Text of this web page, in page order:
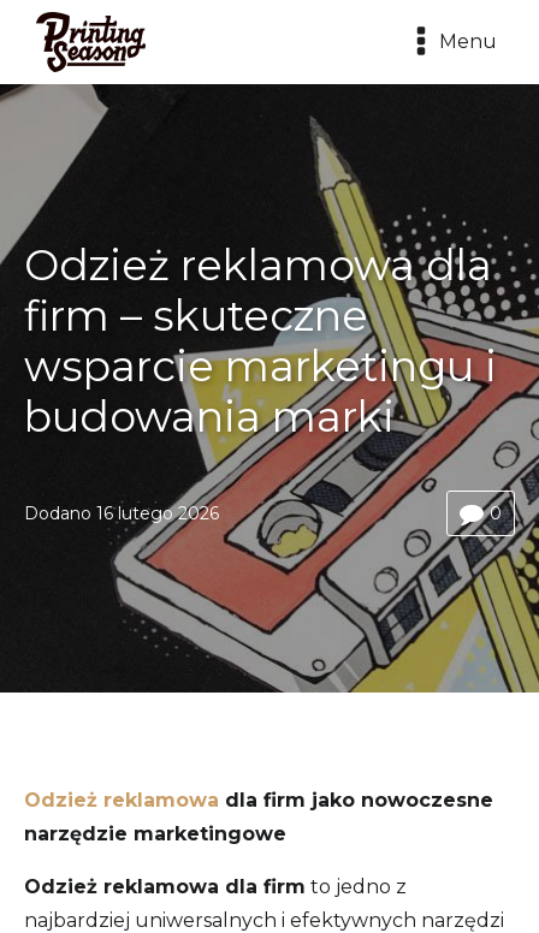
Menu
Odzież reklamowa dla
firm – skuteczne
wsparcie marketingu i
budowania marki
Dodano 16 lutego 2026 0
Odzież reklamowa dla firm jako nowoczesne
narzędzie marketingowe
Odzież reklamowa dla firm to jedno z
najbardziej uniwersalnych i efektywnych narzędzi